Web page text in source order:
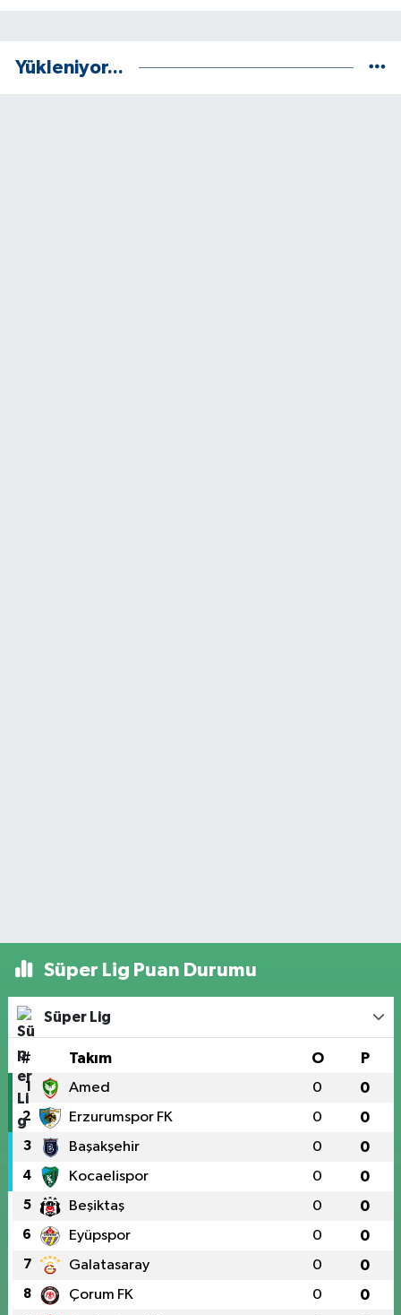
Yükleniyor...
Süper Lig Puan Durumu
Süper Lig
# Takım O P
1 Amed 0 0
2 Erzurumspor FK 0 0
3 Başakşehir 0 0
4 Kocaelispor 0 0
5 Beşiktaş 0 0
6 Eyüpspor 0 0
7 Galatasaray 0 0
8 Çorum FK 0 0